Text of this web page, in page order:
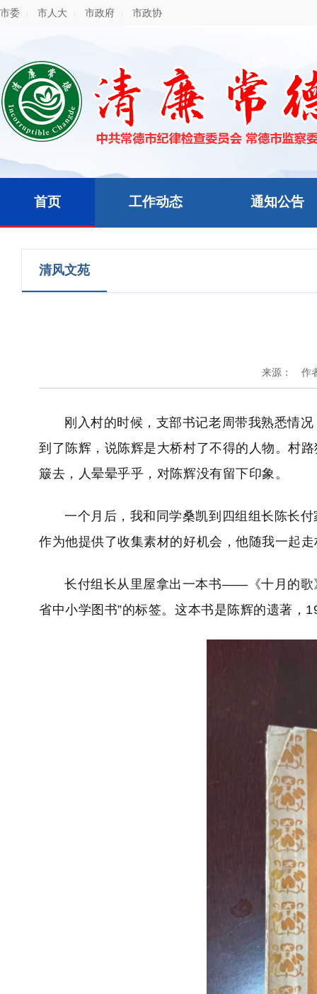
市委 市人大 市政府 市政协
首页 工作动态 通知公告
清风文苑
来源： 作
刚入村的时候，支部书记老周带我熟悉情
到了陈辉，说陈辉是大桥村了不得的人物。村
簸去，人晕晕乎乎，对陈辉没有留下印象。
一个月后，我和同学桑凯到四组组长陈长
作为他提供了收集素材的好机会，他随我一起
长付组长从里屋拿出一本书——《十月的歌
省中小学图书”的标签。这本书是陈辉的遗著